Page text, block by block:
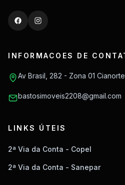
INFORMACOES DE
Av Brasil, 282 - Zona 01
bastosimoveis2208@gmail.com
LINKS ÚTEIS
2ª Via da Conta - Copel
2ª Via da Conta - Sanepar